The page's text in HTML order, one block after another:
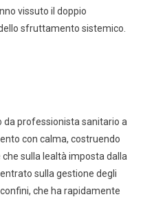
vissuto il doppio
sfruttamento sistemico.
da professionista sanitario a
con calma, costruendo
sulla lealtà imposta dalla
sulla gestione degli
che ha rapidamente